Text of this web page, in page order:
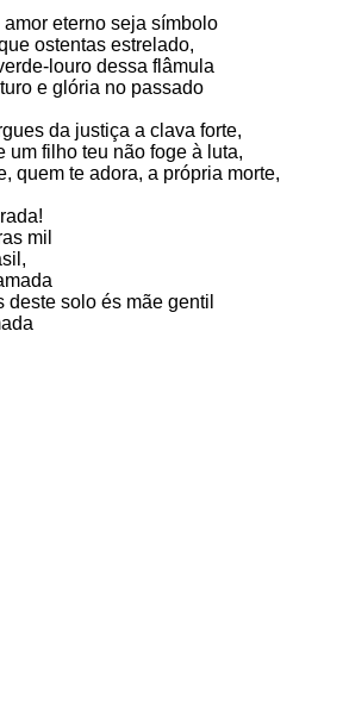
amor eterno seja símbolo
ostentas estrelado,
louro dessa flâmula
e glória no passado
da justiça a clava forte,
um filho teu não foge à luta,
quem te adora, a própria morte,
mil
deste solo és mãe gentil